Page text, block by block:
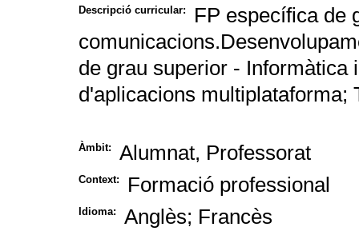
Descripció curricular:
FP específica de
de grau superior - Informàtica
d'aplicacions multiplataforma;
Àmbit: Alumnat, Professorat
Context: Formació professional
Idioma: Anglès; Francès